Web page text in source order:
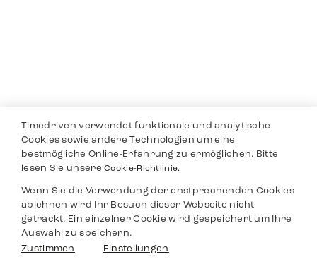
Timedriven verwendet funktionale und analytische
Cookies sowie andere Technologien um eine
bestmögliche Online-Erfahrung zu ermöglichen. Bitte
lesen Sie unsereCookie-Richtlinie.
Wenn Sie die Verwendung der enstprechenden Cookies
ablehnen wird Ihr Besuch dieser Webseite nicht
getrackt. Ein einzelner Cookie wird gespeichert um Ihre
Auswahl zu speichern.
Zustimmen
Einstellungen